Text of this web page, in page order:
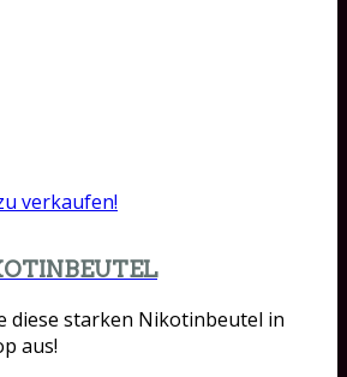
diese starken Nikotinbeutel in
aus!